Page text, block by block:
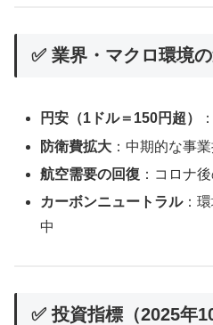
✅ 業界・マクロ環境
円安（1ドル＝150円超）
防衛費拡大 ：中期的な事
航空需要の回復 ：コロナ
カーボンニュートラル：
中
✅ 投資指標（2025年